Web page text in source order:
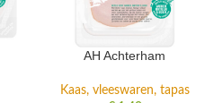
AH Achterham
Kaas, vleeswaren, tapas